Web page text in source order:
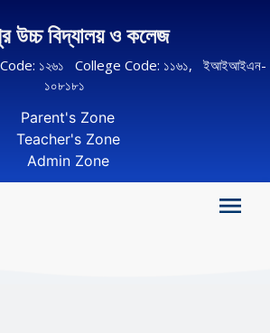
উচ্চ বিদ্যালয় ও কলেজ
১২৬১ College Code: ১১৬১, ইআইআইএন-
১০৮১৮১
Parent's Zone
Teacher's Zone
Admin Zone